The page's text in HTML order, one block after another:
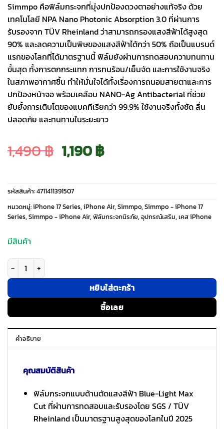
Simmpo คือฟิล์มกระจกที่มุ่งปกป้องดวงตาอย่างแท้จริง ด้วย
เทคโนโลยี NPA Nano Photonic Absorption 3.0 ที่ผ่านการ
รับรองจาก TÜV Rheinland ว่าสามารถกรองแสงสีฟ้าได้สูงสุด
90% และลดความเป็นพิษของแสงสีฟ้าได้กว่า 50% ถือเป็นแบรนด์
แรกของโลกที่ได้มาตรฐานนี้ ฟิล์มยังผ่านการทดสอบความทนทาน
ขั้นสุด ทั้งการตกกระแทก การทนร้อน/เย็นจัด และการใช้งานจริง
ในสภาพอากาศชื้น ทำให้มั่นใจได้ทั้งเรื่องการถนอมสายตาและการ
ปกป้องหน้าจอ พร้อมเคลือบ NANO-Ag Antibacterial ที่ช่วย
ยับยั้งการเติบโตของแบคทีเรียกว่า 99.9% ใช้งานจริงทั้งชัด ลื่น
ปลอดภัย และทนทานในระยะยาว
1,490฿ Original
price
was:
1,190฿Current
price
is:
รหัสสินค้า:4711411391507
หมวดหมู่:iPhone 17 Series, iPhone Air, Simmpo, Simmpo - iPhone 17
Series, Simmpo - iPhone Air, ฟิล์มกระจกนิรภัย, อุปกรณ์เสริม, เคส iPhone
มีสินค้า
จำนวน Simmpo รุ่น Anti-Blue Light (Matte) - ฟิล์มกระจก iPhone Air ชิ้น
หยิบใส่ตะกร้า
ซื้อเลย
คำอธิบาย
คุณสมบัติสินค้า
ฟิล์มกระจกแบบด้านตัดแสงสีฟ้า Blue-Light Max
Cut ที่ผ่านการทดสอบและรับรองโดย SGS / TÜV
Rheinland เป็นมาตรฐานสูงสุดของโลกในปี 2025